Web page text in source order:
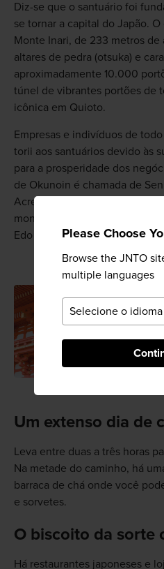
Please Choose
Browse the JNTO
multiple languages
Diz-se que o santuário foi
se tornar a capital do Japão.
Monte Inari, de 233 metros
altares de pedra (otsuka) e
aproximadamente 10.000
túnel de vibrantes portões de
icônica em Quioto.
Empresas e indivíduos de
torii aos santuários devido às
para a prosperidade dos
de Okunoin é chamada de
Acredita-se que existam até
montanha. Alguns dos torii
Edo (1603-1867).
Um extenso dia de
Leva entre duas a três horas
Na metade do caminho, há
barraca de chá onde você
e sorvetes.
O biscoito da sorte
Há restaurantes japoneses e